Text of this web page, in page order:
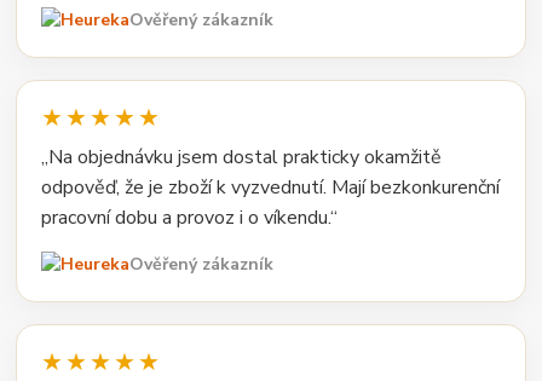
Ověřený zákazník
★★★★★
„Na objednávku jsem dostal prakticky okamžitě
odpověď, že je zboží k vyzvednutí. Mají bezkonkurenční
pracovní dobu a provoz i o víkendu.“
Ověřený zákazník
★★★★★